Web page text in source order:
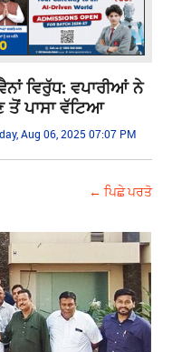
ਵਿਰੁੱਧ: ਵਪਾਰੀਆਂ ਨੇ
ਤੋਂ ਪਾਸਾ ਵੱਟਿਆ
Aug 06, 2025 07:07 PM
← ਪਿਛੇ ਪਰਤੋ